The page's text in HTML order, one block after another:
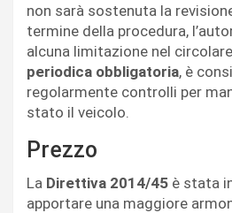
non sarà sostenuta la
termine della procedura,
alcuna limitazione nel
periodica obbligatoria, è
regolarmente controlli per
stato il veicolo.
Prezzo
La Direttiva 2014/45 è stata
apportare una maggiore